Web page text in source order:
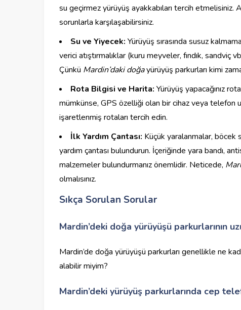
su geçirmez yürüyüş ayakkabıları tercih
sorunlarla karşılaşabilirsiniz.
Su ve Yiyecek: Yürüyüş sırasında susuz
verici atıştırmalıklar (kuru meyveler, fındık, sandviç
Çünkü Mardin’daki doğayürüyüş parkurları kimi
Rota Bilgisi ve Harita: Yürüyüş yapacağınız
mümkünse, GPS özelliği olan bir cihaz veya telefon
işaretlenmiş rotaları tercih edin.
İlk Yardım Çantası: Küçük yaralanmalar, böcek
yardım çantası bulundurun. İçeriğinde yara bandı,
malzemeler bulundurmanız önemlidir. Neticede,
olmalısınız.
Sıkça Sorulan Sorular
Mardin’deki doğa yürüyüşü parkurlarının
Mardin’de doğa yürüyüşü parkurları genellikle ne
alabilir miyim?
Mardin’deki yürüyüş parkurlarında cep